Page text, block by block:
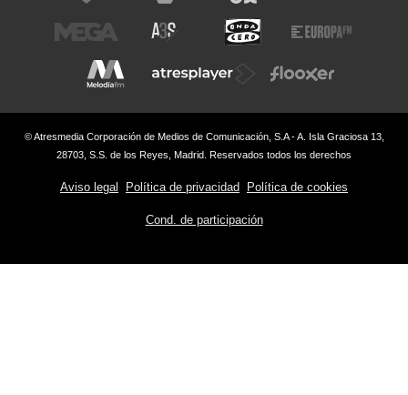
© Atresmedia Corporación de Medios de Comunicación, S.A - A. Isla Graciosa 13,
28703, S.S. de los Reyes, Madrid. Reservados todos los derechos
Aviso legal Política de privacidad Política de cookies
Cond. de participación